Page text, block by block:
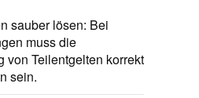
sauber lösen: Bei
muss die
von Teilentgelten korrekt
sein.